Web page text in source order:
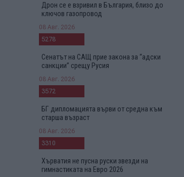
Дрон се е взривил в България, близо до
ключов газопровод
08 Авг. 2026
5278
Сенатът на САЩ прие закона за “адски
санкции” срещу Русия
08 Авг. 2026
3572
БГ дипломацията върви от средна към
старша възраст
08 Авг. 2026
3310
Хърватия не пусна руски звезди на
гимнастиката на Евро 2026